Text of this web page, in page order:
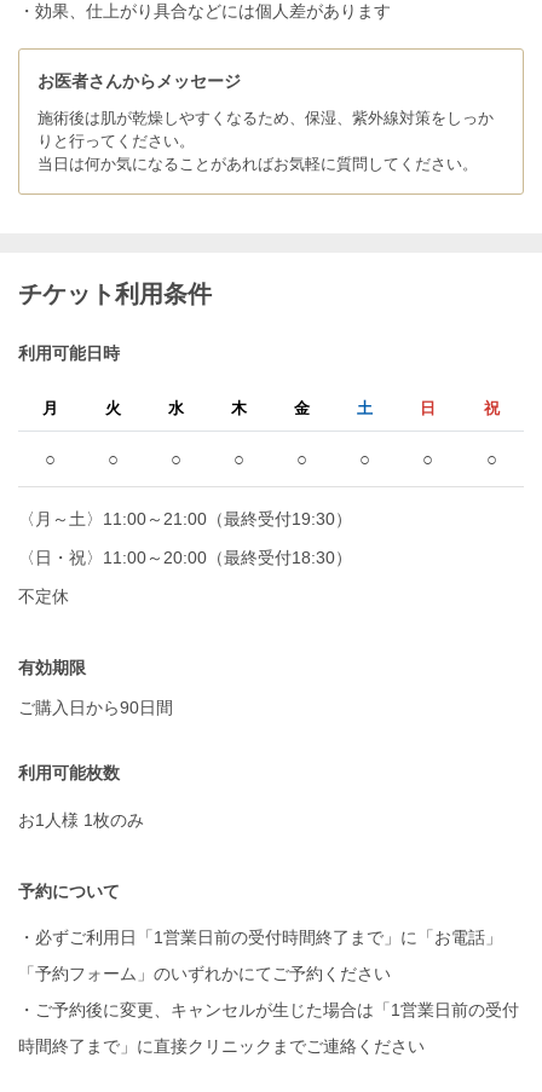
・効果、仕上がり具合などには個人差があります
お医者さんからメッセージ
施術後は肌が乾燥しやすくなるため、保湿、紫外線対策をしっか
りと行ってください。
当日は何か気になることがあればお気軽に質問してください。
チケット利用条件
利用可能日時
月 火 水 木 金 土 日 祝
○ ○ ○ ○ ○ ○ ○ ○
〈月～土〉11:00～21:00（最終受付19:30）
〈日・祝〉11:00～20:00（最終受付18:30）
不定休
有効期限
ご購入日から90日間
利用可能枚数
お1人様 1枚のみ
予約について
・必ずご利用日「1営業日前の受付時間終了まで」に「お電話」
「予約フォーム」のいずれかにてご予約ください
・ご予約後に変更、キャンセルが生じた場合は「1営業日前の受付
時間終了まで」に直接クリニックまでご連絡ください